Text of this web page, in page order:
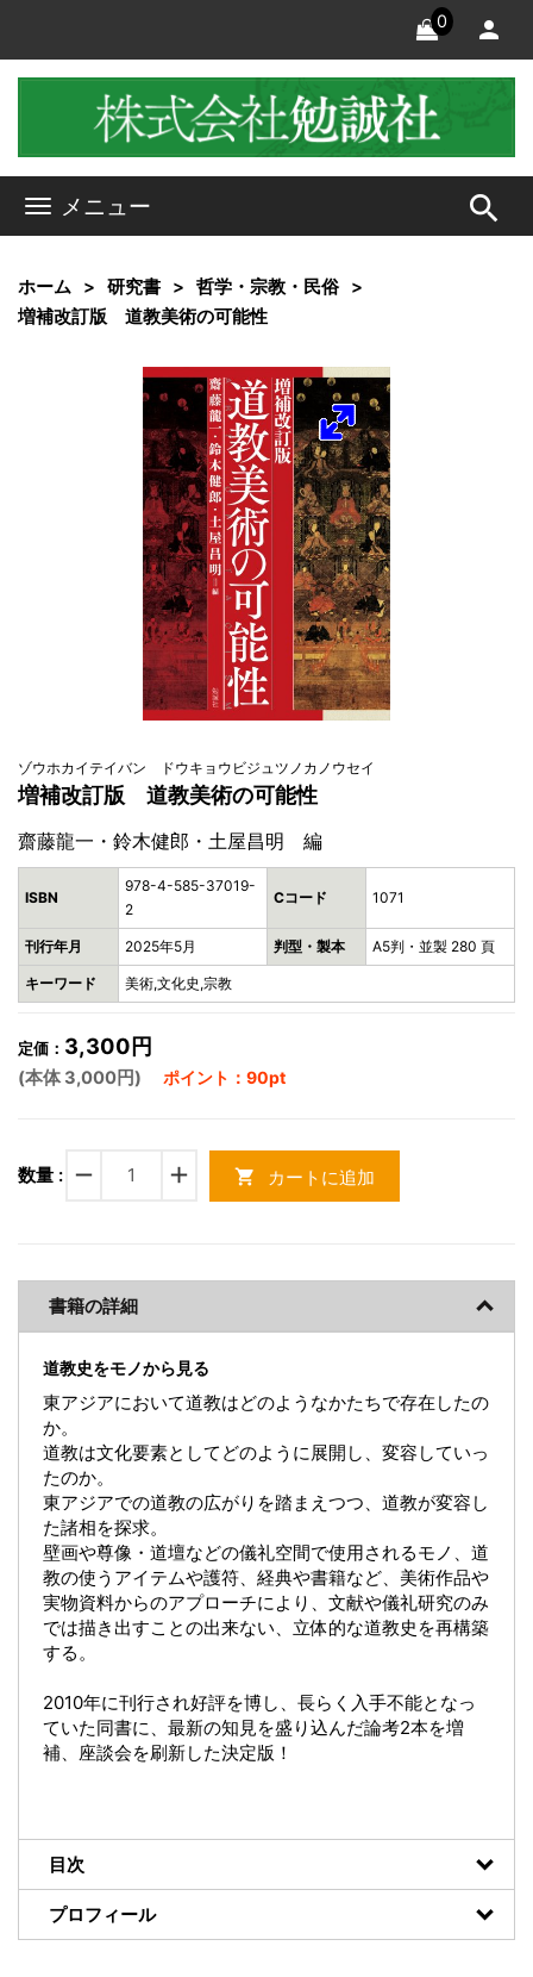
0
メニュー search
ホーム 研究書
哲学・宗教・民俗
増補改訂版 道教美術の可能性
ゾウホカイテイバン ドウキョウビジュツノカノウセイ
増補改訂版 道教美術の可能性
齋藤龍一・鈴木健郎・土屋昌明 編
ISBN
978-4-585-37019-
2
Cコード 1071
刊行年月 2025年5月 判型・製本 A5判・並製 280 頁
キーワード 美術,文化史,宗教
定価： 3,300円
(本体 3,000円) ポイント：90pt
数量 : remove add shopping_cart カートに追加
書籍の詳細
道教史をモノから見る
東アジアにおいて道教はどのようなかたちで存在したの
か。
道教は文化要素としてどのように展開し、変容していっ
たのか。
東アジアでの道教の広がりを踏まえつつ、道教が変容し
た諸相を探求。
壁画や尊像・道壇などの儀礼空間で使用されるモノ、道
教の使うアイテムや護符、経典や書籍など、美術作品や
実物資料からのアプローチにより、文献や儀礼研究のみ
では描き出すことの出来ない、立体的な道教史を再構築
する。
2010年に刊行され好評を博し、長らく入手不能となっ
ていた同書に、最新の知見を盛り込んだ論考2本を増
補、座談会を刷新した決定版！
目次
プロフィール